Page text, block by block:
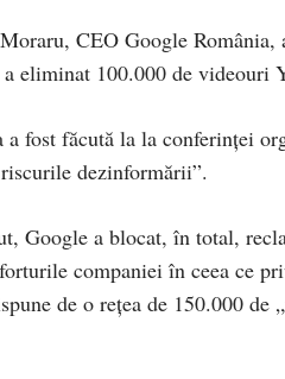
CEO Google
eliminat 100.000 de videouri
a fost făcută la la conferinței
dezinformării”.
Google a blocat, în total,
companiei în ceea ce
de o rețea de 150.000 de